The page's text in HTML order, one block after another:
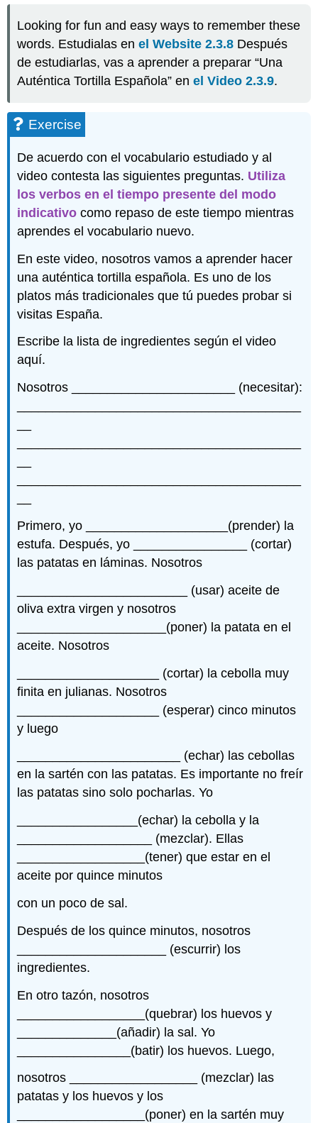
Looking for fun and easy ways to remember these
words. Estudialas enel Website 2.3.8 Después
de estudiarlas, vas a aprender a preparar “Una
Auténtica Tortilla Española” enel Video 2.3.9.
Exercise
De acuerdo con el vocabulario estudiado y al
video contesta las siguientes preguntas. Utiliza
los verbos en el tiempo presente del modo
indicativo como repaso de este tiempo mientras
aprendes el vocabulario nuevo.
En este video, nosotros vamos a aprender hacer
una auténtica tortilla española. Es uno de los
platos más tradicionales que tú puedes probar si
visitas España.
Escribe la lista de ingredientes según el video
aquí.
Nosotros _______________________ (necesitar):
Primero, yo ____________________(prender) la
estufa. Después, yo ________________ (cortar)
las patatas en láminas. Nosotros
________________________ (usar) aceite de
oliva extra virgen y nosotros
_____________________(poner) la patata en el
aceite. Nosotros
____________________ (cortar) la cebolla muy
finita en julianas. Nosotros
____________________ (esperar) cinco minutos
y luego
_______________________ (echar) las cebollas
en la sartén con las patatas. Es importante no freír
las patatas sino solo pocharlas. Yo
_________________(echar) la cebolla y la
___________________ (mezclar). Ellas
__________________(tener) que estar en el
aceite por quince minutos
con un poco de sal.
Después de los quince minutos, nosotros
_____________________ (escurrir) los
ingredientes.
En otro tazón, nosotros
__________________(quebrar) los huevos y
______________(añadir) la sal. Yo
________________(batir) los huevos. Luego,
nosotros __________________ (mezclar) las
patatas y los huevos y los
__________________(poner) en la sartén muy